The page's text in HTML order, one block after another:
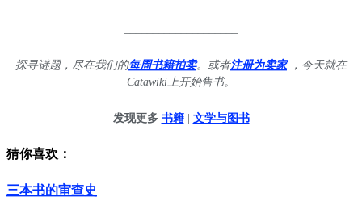
探寻谜题，尽在我们的每周书籍拍卖。或者注册为卖家，今天就在
Catawiki上开始售书。
发现更多 书籍| 文学与图书
猜你喜欢：
三本书的审查史